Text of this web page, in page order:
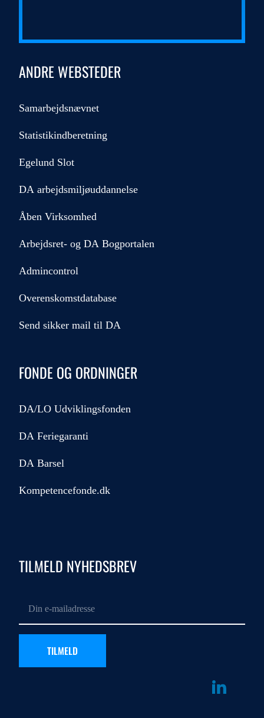
ANDRE WEBSTEDER
Samarbejdsnævnet
Statistikindberetning
Egelund Slot
DA arbejdsmiljøuddannelse
Åben Virksomhed
Arbejdsret- og DA Bogportalen
Admincontrol
Overenskomstdatabase
Send sikker mail til DA
FONDE OG ORDNINGER
DA/LO Udviklingsfonden
DA Feriegaranti
DA Barsel
Kompetencefonde.dk
TILMELD NYHEDSBREV